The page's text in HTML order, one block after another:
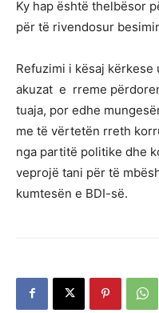
Ky hap është thelbësor
për të rivendosur
Refuzimi i kësaj
akuzat e rreme
tuaja, por edhe
me të vërtetën rreth
nga partitë politike dhe
veprojë tani për të
kumtesën e BDI-së.